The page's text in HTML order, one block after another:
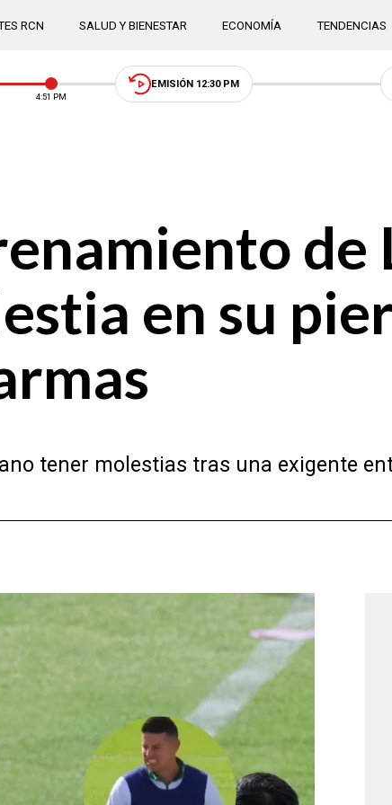
RCN SALUD Y BIENESTAR ECONOMÍA TENDENCIAS
4:51 PM
EMISIÓN 12:30 PM
de
en su
tener molestias tras una exigente